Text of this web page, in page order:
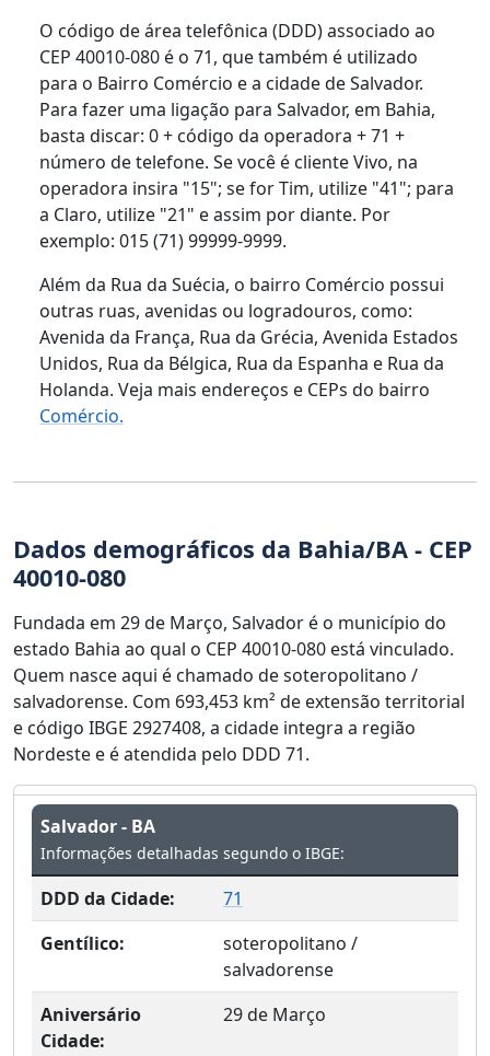
O código de área telefônica (DDD) associado ao
CEP 40010-080 é o 71, que também é utilizado
para o Bairro Comércio e a cidade de Salvador.
Para fazer uma ligação para Salvador, em Bahia,
basta discar: 0 + código da operadora + 71 +
número de telefone. Se você é cliente Vivo, na
operadora insira "15"; se for Tim, utilize "41"; para
a Claro, utilize "21" e assim por diante. Por
exemplo: 015 (71) 99999-9999.
Além da Rua da Suécia, o bairro Comércio possui
outras ruas, avenidas ou logradouros, como:
Avenida da França, Rua da Grécia, Avenida Estados
Unidos, Rua da Bélgica, Rua da Espanha e Rua da
Holanda. Veja mais endereços e CEPs do bairro
Comércio.
Dados demográficos da Bahia/BA - CEP
40010-080
Fundada em 29 de Março, Salvador é o município do
estado Bahia ao qual o CEP 40010-080 está vinculado.
Quem nasce aqui é chamado de soteropolitano /
salvadorense. Com 693,453 km² de extensão territorial
e código IBGE 2927408, a cidade integra a região
Nordeste e é atendida pelo DDD 71.
Salvador - BA
Informações detalhadas segundo o IBGE:
DDD da Cidade:
71
Gentílico:
soteropolitano /
salvadorense
Aniversário
Cidade:
29 de Março